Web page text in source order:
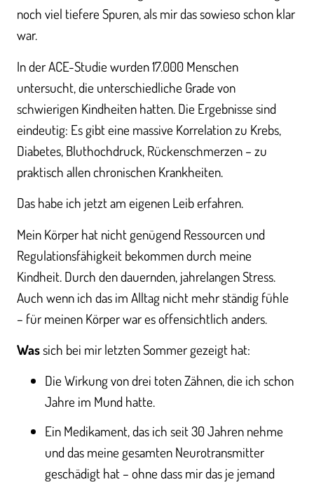
noch viel tiefere Spuren, als mir das sowieso schon klar
war.
In der ACE-Studie wurden 17.000 Menschen
untersucht, die unterschiedliche Grade von
schwierigen Kindheiten hatten. Die Ergebnisse sind
eindeutig: Es gibt eine massive Korrelation zu Krebs,
Diabetes, Bluthochdruck, Rückenschmerzen – zu
praktisch allen chronischen Krankheiten.
Das habe ich jetzt am eigenen Leib erfahren.
Mein Körper hat nicht genügend Ressourcen und
Regulationsfähigkeit bekommen durch meine
Kindheit. Durch den dauernden, jahrelangen Stress.
Auch wenn ich das im Alltag nicht mehr ständig fühle
– für meinen Körper war es offensichtlich anders.
Wassich bei mir letzten Sommer gezeigt hat:
Die Wirkung von drei toten Zähnen, die ich schon
Jahre im Mund hatte.
Ein Medikament, das ich seit 30 Jahren nehme
und das meine gesamten Neurotransmitter
geschädigt hat – ohne dass mir das je jemand